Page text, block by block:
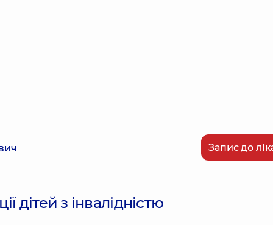
Запис до
дітей з інвалідністю